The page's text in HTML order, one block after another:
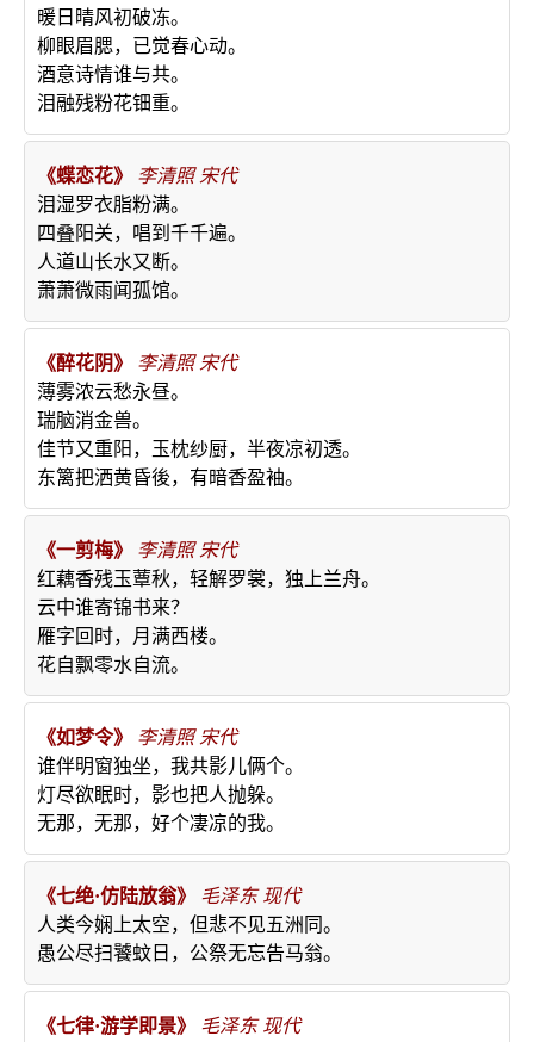
暖日晴风初破冻。
柳眼眉腮，已觉春心动。
酒意诗情谁与共。
泪融残粉花钿重。
《蝶恋花》 李清照 宋代
泪湿罗衣脂粉满。
四叠阳关，唱到千千遍。
人道山长水又断。
萧萧微雨闻孤馆。
《醉花阴》 李清照 宋代
薄雾浓云愁永昼。
瑞脑消金兽。
佳节又重阳，玉枕纱厨，半夜凉初透。
东篱把洒黄昏後，有暗香盈袖。
《一剪梅》 李清照 宋代
红藕香残玉蕈秋，轻解罗裳，独上兰舟。
云中谁寄锦书来？
雁字回时，月满西楼。
花自飘零水自流。
《如梦令》 李清照 宋代
谁伴明窗独坐，我共影儿俩个。
灯尽欲眠时，影也把人抛躲。
无那，无那，好个凄凉的我。
《七绝·仿陆放翁》 毛泽东 现代
人类今娴上太空，但悲不见五洲同。
愚公尽扫饕蚊日，公祭无忘告马翁。
《七律·游学即景》 毛泽东 现代